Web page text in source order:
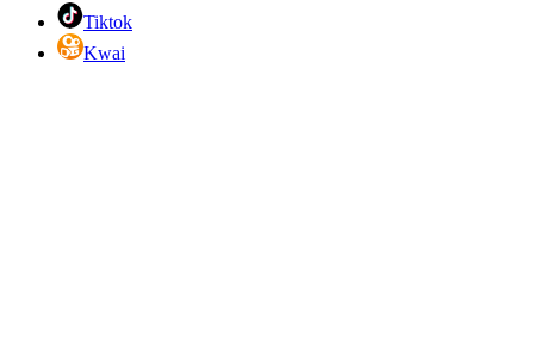
Tiktok
Kwai